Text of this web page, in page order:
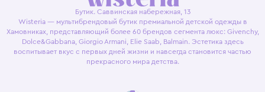
Бутик. Саввинская набережная, 13
Wisteria — мультибрендовый бутик премиальной детской одежды в
Хамовниках, представляющий более 60 брендов сегмента люкс: Givenchy,
Dolce&Gabbana, Giorgio Armani, Elie Saab, Balmain. Эстетика здесь
воспитывает вкус с первых дней жизни и навсегда становится частью
прекрасного мира детства.